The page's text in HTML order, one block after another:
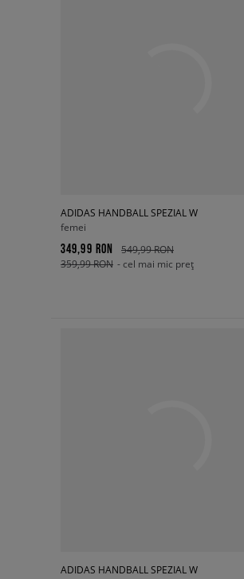
ADIDAS HANDBALL SPEZIAL W
femei
349,99 RON
549,99 RON
359,99 RON - cel mai mic preț
ADIDAS HANDBALL SPEZIAL W